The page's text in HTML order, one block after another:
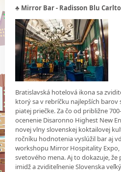
♣ Mirror Bar - Radisson Blu
Bratislavská hotelová ikona sa
ktorý sa v rebríčku najlepších
piatej priečke. Za čo od približne
ocenenie Disaronno Highest New
novej vlny slovenskej koktailovej
ročníku hodnotenia vyslúžil bar aj
workshopu Mirror Hospitality Expo,
svetového mena. Aj to dokazuje,
imidž a zviditeľnenie Slovenska